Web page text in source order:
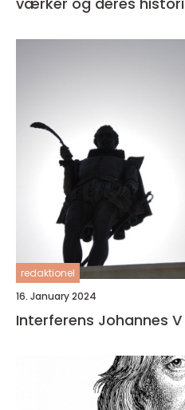
redaktionel
16. January 2024
Interferens Johannes V